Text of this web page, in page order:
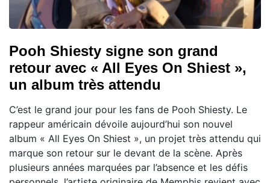
Pooh Shiesty signe son grand
retour avec « All Eyes On Shiest »,
un album très attendu
C’est le grand jour pour les fans de Pooh Shiesty. Le
rappeur américain dévoile aujourd’hui son nouvel
album « All Eyes On Shiest », un projet très attendu qui
marque son retour sur le devant de la scène. Après
plusieurs années marquées par l’absence et les défis